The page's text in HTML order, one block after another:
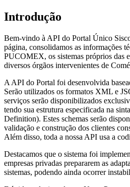
Introdução
Bem-vindo à API do Portal Único
página, consolidamos as informações
PUCOMEX, os sistemas próprios das
diversos órgãos intervenientes de
A API do Portal foi desenvolvida
Serão utilizados os formatos XML e
serviços serão disponibilizados
tendo sua estrutura especificada na
Definition). Estes schemas serão
validação e construção dos clientes
Além disso, toda a nossa API usa a
Destacamos que o sistema foi
empresas privadas prepararem as
sistemas, podendo ainda ocorrer